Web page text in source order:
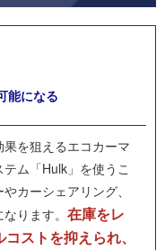
能になる
を狙えるエコカーマ
ム「Hulk」を使うこ
カーシェアリング、
ります。 在庫をレ
ストを抑えられ、